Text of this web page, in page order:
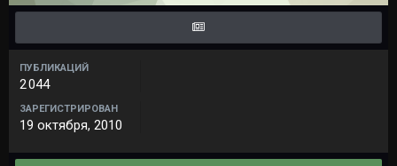
ПУБЛИКАЦИЙ
2 044
ЗАРЕГИСТРИРОВАН
19 октября, 2010